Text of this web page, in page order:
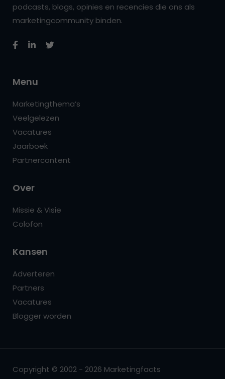
podcasts, blogs, opinies en recencies die ons als
marketingcommunity binden.
Menu
Marketingthema’s
Veelgelezen
Vacatures
Jaarboek
Partnercontent
Over
Missie & Visie
Colofon
Kansen
Adverteren
Partners
Vacatures
Blogger worden
Copyright © 2002 - 2026 Marketingfacts